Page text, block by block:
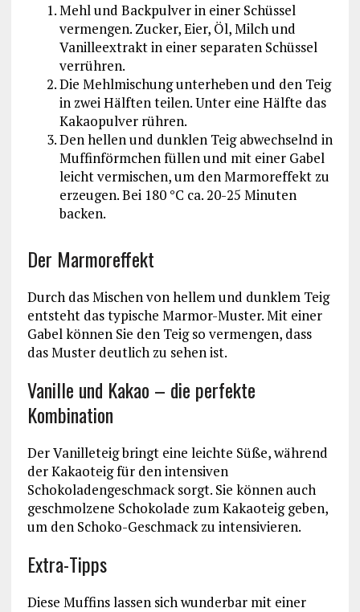
Mehl und Backpulver in einer Schüssel
vermengen. Zucker, Eier, Öl, Milch und
Vanilleextrakt in einer separaten Schüssel
verrühren.
Die Mehlmischung unterheben und den Teig
in zwei Hälften teilen. Unter eine Hälfte das
Kakaopulver rühren.
Den hellen und dunklen Teig abwechselnd in
Muffinförmchen füllen und mit einer Gabel
leicht vermischen, um den Marmoreffekt zu
erzeugen. Bei 180 °C ca. 20-25 Minuten
backen.
Der Marmoreffekt
Durch das Mischen von hellem und dunklem Teig
entsteht das typische Marmor-Muster. Mit einer
Gabel können Sie den Teig so vermengen, dass
das Muster deutlich zu sehen ist.
Vanille und Kakao – die perfekte
Kombination
Der Vanilleteig bringt eine leichte Süße, während
der Kakaoteig für den intensiven
Schokoladengeschmack sorgt. Sie können auch
geschmolzene Schokolade zum Kakaoteig geben,
um den Schoko-Geschmack zu intensivieren.
Extra-Tipps
Diese Muffins lassen sich wunderbar mit einer